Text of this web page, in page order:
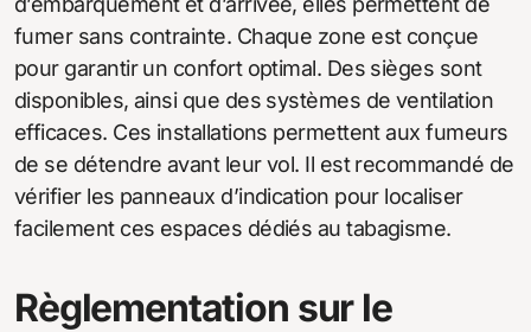
fumer sans contrainte. Chaque zone est conçue
pour garantir un confort optimal. Des sièges sont
disponibles, ainsi que des systèmes de ventilation
efficaces. Ces installations permettent aux fumeurs
de se détendre avant leur vol. Il est recommandé de
vérifier les panneaux d’indication pour localiser
facilement ces espaces dédiés au tabagisme.
Règlementation sur le